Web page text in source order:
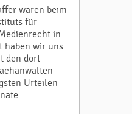
waren beim
für
in
haben wir uns
den dort
Urteilen